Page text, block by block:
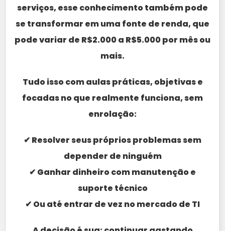
serviços, esse conhecimento também pode
se transformar em uma fonte de renda, que
pode variar de R$2.000 a R$5.000 por mês ou
mais.
Tudo isso com aulas práticas, objetivas e
focadas no que realmente funciona, sem
enrolação:
✔ Resolver seus próprios problemas sem
depender de ninguém
✔ Ganhar dinheiro com manutenção e
suporte técnico
✔ Ou até entrar de vez no mercado de TI